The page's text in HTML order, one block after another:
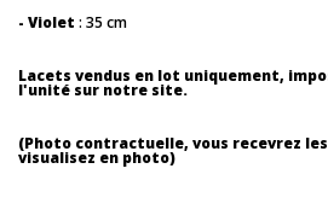
- Violet : 35 cm
Lacets vendus en lot uniquement,
l'unité sur notre site.
(Photo contractuelle, vous recevrez
visualisez en photo)